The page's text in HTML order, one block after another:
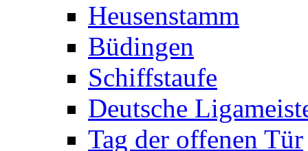
Heusenstamm
Büdingen
Schiffstaufe
Deutsche
Tag der offenen Tür